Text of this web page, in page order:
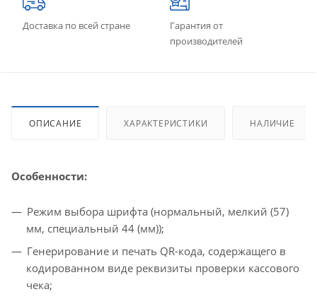
Доставка по всей стране
Гарантия от
производителей
ОПИСАНИЕ ХАРАКТЕРИСТИКИ НАЛИЧИЕ
Особенности:
Режим выбора шрифта (нормальный, мелкий (57)
мм, специальный 44 (мм));
Генерирование и печать QR-кода, содержащего в
кодированном виде реквизиты проверки кассового
чека;